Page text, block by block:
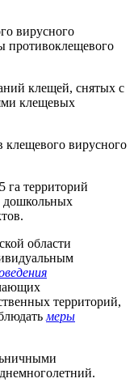
вирусного
противоклещевого
клещей, снятых с
клещевых
вирусного
га территорий
дошкольных
области
территорий,
меры